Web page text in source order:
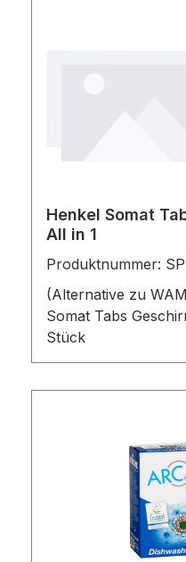
Henkel Somat
All in 1
Produktnummer:
(Alternative zu
Somat Tabs
Stück